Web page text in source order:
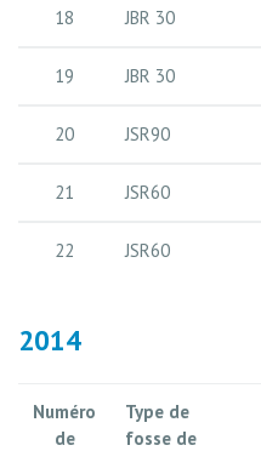
18 JBR 30
19 JBR 30
20 JSR90
21 JSR60
22 JSR60
2014
Numéro
de
Type de
fosse de